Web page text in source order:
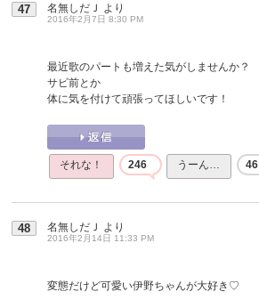
47 名無しだＪ より
2016年2月7日 8:30 PM
最近歌のパートも増えた気がしませんか？
サビ前とか
体に気を付けて頑張ってほしいです！
それな！ 246 うーん… 46
48 名無しだＪ より
2016年2月14日 11:33 PM
変態だけど可愛い伊野ちゃんが大好き♡